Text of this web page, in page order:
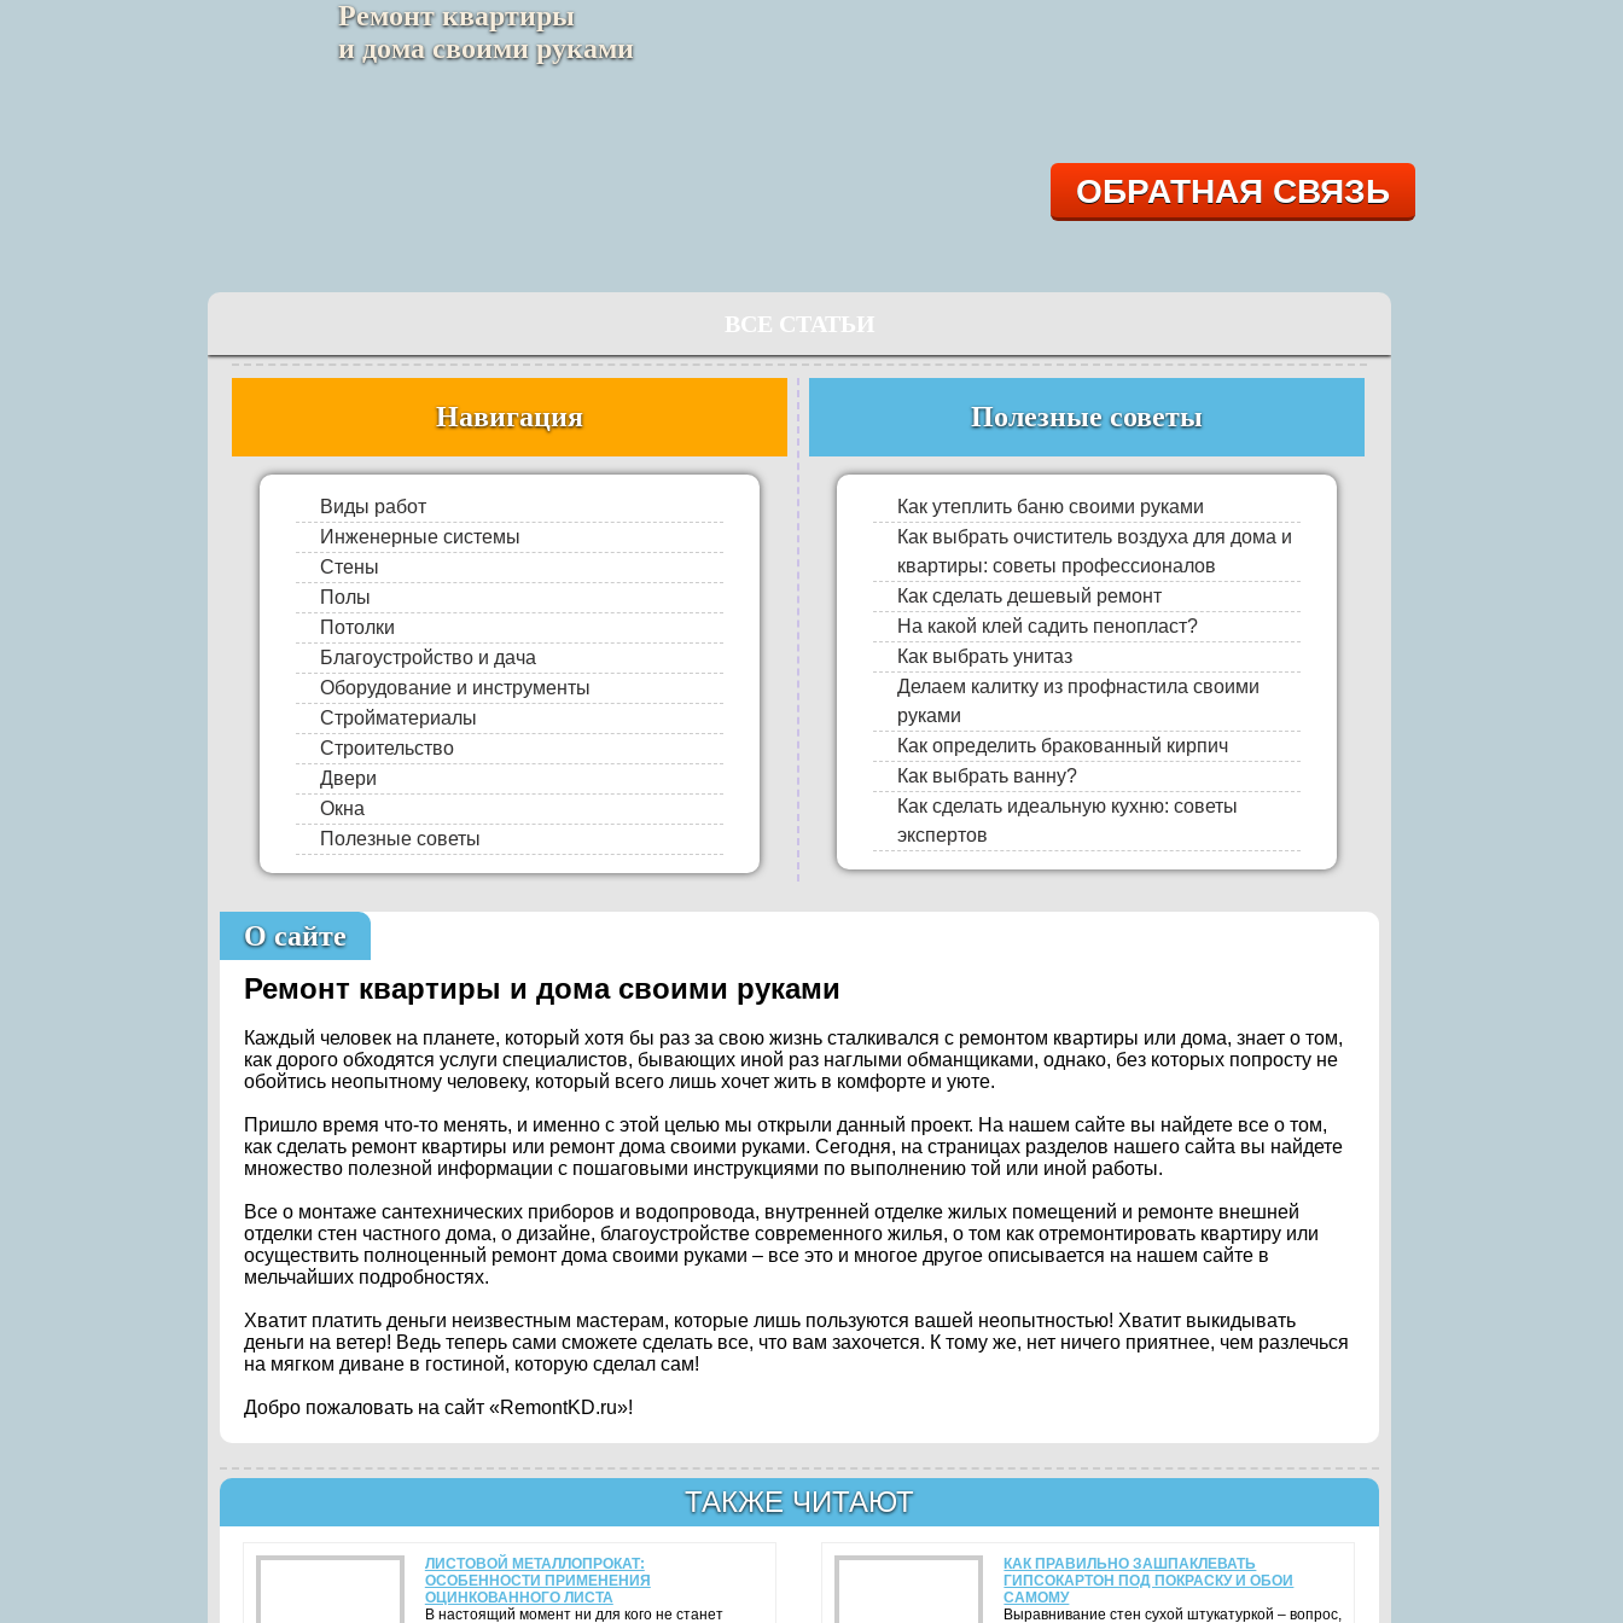
Ремонт квартиры
и дома своими руками
ОБРАТНАЯ СВЯЗЬ
ВСЕ СТАТЬИ
Навигация
Виды работ
Инженерные системы
Cтены
Полы
Потолки
Благоустройство и дача
Оборудование и инструменты
Стройматериалы
Строительство
Двери
Окна
Полезные советы
Полезные советы
Как утеплить баню своими руками
Как выбрать очиститель воздуха для дома и
квартиры: советы профессионалов
Как сделать дешевый ремонт
На какой клей садить пенопласт?
Как выбрать унитаз
Делаем калитку из профнастила своими
руками
Как определить бракованный кирпич
Как выбрать ванну?
Как сделать идеальную кухню: советы
экспертов
О сайте
Ремонт квартиры и дома своими руками
Каждый человек на планете, который хотя бы раз за свою жизнь сталкивался с ремонтом квартиры или дома, знает о том,
как дорого обходятся услуги специалистов, бывающих иной раз наглыми обманщиками, однако, без которых попросту не
обойтись неопытному человеку, который всего лишь хочет жить в комфорте и уюте.
Пришло время что-то менять, и именно с этой целью мы открыли данный проект. На нашем сайте вы найдете все о том,
как сделать ремонт квартиры или ремонт дома своими руками. Сегодня, на страницах разделов нашего сайта вы найдете
множество полезной информации с пошаговыми инструкциями по выполнению той или иной работы.
Все о монтаже сантехнических приборов и водопровода, внутренней отделке жилых помещений и ремонте внешней
отделки стен частного дома, о дизайне, благоустройстве современного жилья, о том как отремонтировать квартиру или
осуществить полноценный ремонт дома своими руками – все это и многое другое описывается на нашем сайте в
мельчайших подробностях.
Хватит платить деньги неизвестным мастерам, которые лишь пользуются вашей неопытностью! Хватит выкидывать
деньги на ветер! Ведь теперь сами сможете сделать все, что вам захочется. К тому же, нет ничего приятнее, чем разлечься
на мягком диване в гостиной, которую сделал сам!
Добро пожаловать на сайт «RemontKD.ru»!
ТАКЖЕ ЧИТАЮТ
ЛИСТОВОЙ МЕТАЛЛОПРОКАТ:
ОСОБЕННОСТИ ПРИМЕНЕНИЯ
ОЦИНКОВАННОГО ЛИСТА
В настоящий момент ни для кого не станет
КАК ПРАВИЛЬНО ЗАШПАКЛЕВАТЬ
ГИПСОКАРТОН ПОД ПОКРАСКУ И ОБОИ
САМОМУ
Выравнивание стен сухой штукатуркой – вопрос,